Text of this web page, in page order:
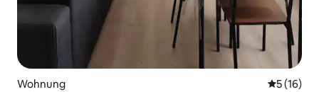
Wohnung
5 (16)